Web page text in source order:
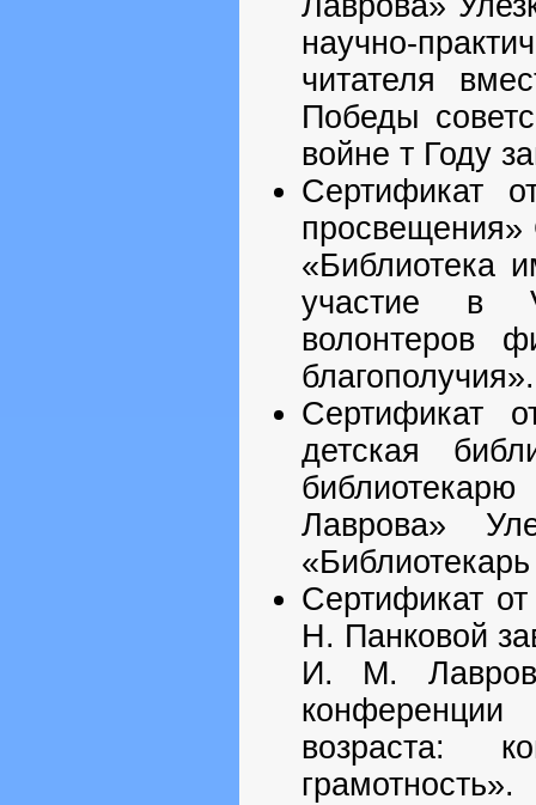
научно-
читателя
Победы
войне т Году
Сертификат
«Библиотека
участие в
волонтеров
благополучия».
Сертификат
детская
Лаврова»
Сертификат
Н. Панковой
И. М.
возраста:
грамотность».